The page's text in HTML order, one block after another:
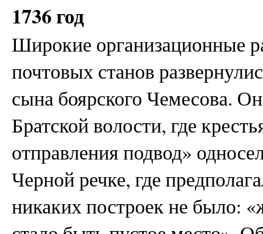
1736 год
Широкие организационные
почтовых станов
сына боярского Чемесова.
Братской волости, где
отправления подвод»
Черной речке, где
никаких построек не было: